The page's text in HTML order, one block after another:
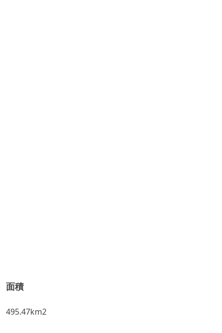
面積
495.47km2